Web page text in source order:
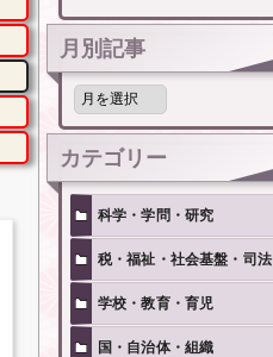
月別記事
月
記
事
カテゴリー
科学・学問・研究
税・福祉・社会基盤・司法
学校・教育・育児
国・自治体・組織